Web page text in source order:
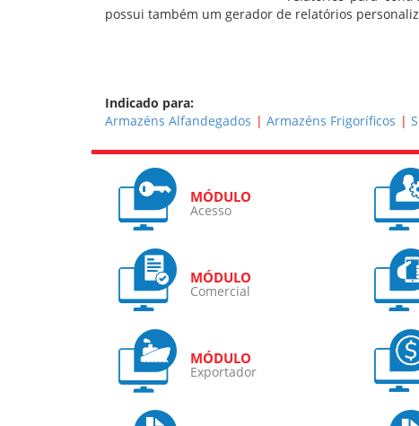
possui também um gerador de relatórios
Indicado para:
Armazéns Alfandegados
Armazéns Frigoríficos
Acesso
Comercial
Exportador